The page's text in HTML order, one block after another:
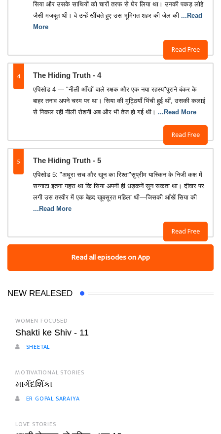
Read Free
सिया और उसके साथियों को चारों तरफ से घेर लिया था। उनकी पकड़ लोहे
जैसी मजबूत थी। वे उन्हें खींचते हुए उस भूमिगत शहर की जेल की ...Read
More
4 The Hiding Truth - 4
Read Free
एपिसोड 4 — "नीली आँखों वाले रक्षक और एक नया रहस्य"पुराने बंकर के
बाहर तनाव अपने चरम पर था। सिया की मुट्ठियाँ भिंची हुई थीं, उसकी कलाई
से निकल रही नीली रोशनी अब और भी तेज हो गई थी। ...Read More
5 The Hiding Truth - 5
Read Free
एपिसोड 5: "अधूरा सच और खून का रिश्ता"सुप्रीम यास्किन के निजी कक्ष में
सन्नाटा इतना गहरा था कि सिया अपनी ही धड़कनें सुन सकता था। दीवार पर
लगी उस तस्वीर में एक बेहद खूबसूरत महिला थी—जिसकी आँखें सिया की
...Read More
Read all episodes on App
NEW REALESED
WOMEN FOCUSED
Shakti ke Shiv - 11
SHEETAL
MOTIVATIONAL STORIES
માર્ગદર્શિકા
ER GOPAL SARAIYA
LOVE STORIES